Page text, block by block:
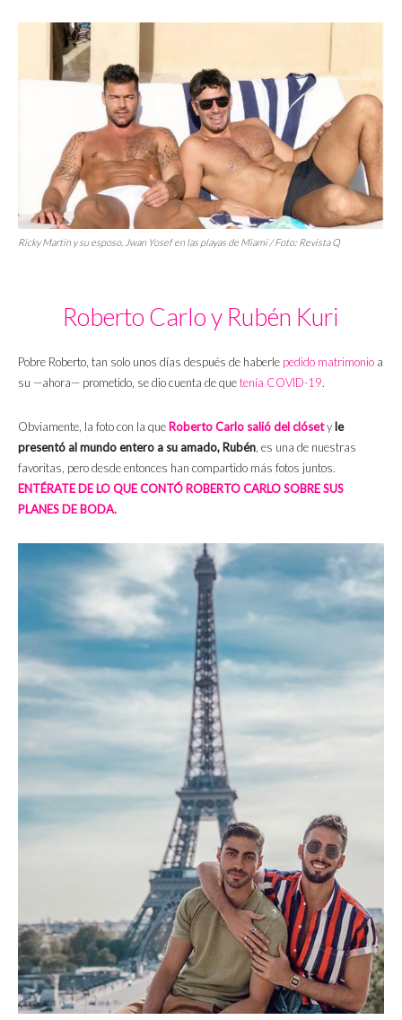
Ricky Martin y su esposo, Jwan Yosef en las playas de Miami / Foto: Revista Q
Roberto Carlo y Rubén Kuri
Pobre Roberto, tan solo unos días después de haberle pedido matrimonio a
su —ahora— prometido, se dio cuenta de quetenía COVID-19.
Obviamente, la foto con la queRoberto Carlo salió del clósetyle
presentó al mundo entero a su amado, Rubén , es una de nuestras
favoritas, pero desde entonces han compartido más fotos juntos.
ENTÉRATE DE LO QUE CONTÓ ROBERTO CARLO SOBRE SUS
PLANES DE BODA.